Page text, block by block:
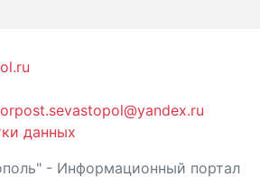
данных
- Информационный портал